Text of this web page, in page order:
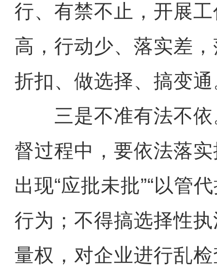
行、有禁不止，开展
高，行动少、落实差
折扣、做选择、搞变
三是不准有法不依
督过程中，要依法落
出现“应批未批”“以管
行为；不得搞选择性
量权，对企业进行乱